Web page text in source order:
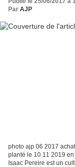
Par AJP
photo ajp 06 2017
planté le 10 11 2019
Isaac Pereire est un